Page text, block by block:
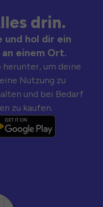
drin.
hol dir ein
einem Ort.
um deine
Nutzung zu
und bei Bedarf
zu kaufen.